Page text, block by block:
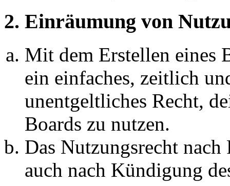
2. Einräumung von
Mit dem Erstellen eines
ein einfaches, zeitlich
unentgeltliches Recht,
Boards zu nutzen.
Das Nutzungsrecht
auch nach Kündigung